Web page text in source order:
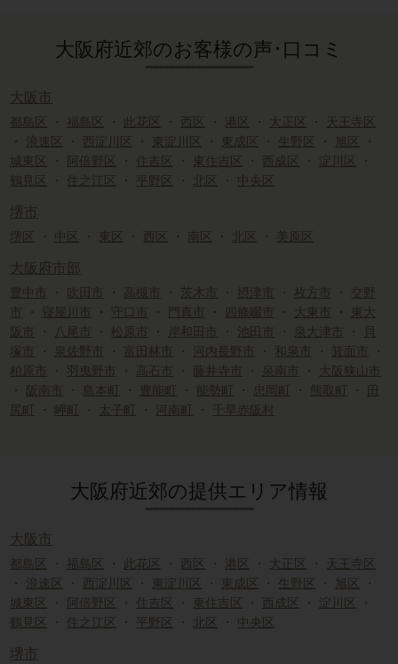
大阪府近郊のお客様の声･口コミ
大阪市
都島区 ・ 福島区 ・ 此花区 ・ 西区 ・ 港区 ・ 大正区 ・
天王寺区
・
浪速区 ・ 西淀川区 ・ 東淀川区 ・ 東成区 ・ 生野区 ・ 旭区
・
城東区
・ 阿倍野区 ・ 住吉区 ・ 東住吉区 ・ 西成区 ・ 淀川区
・
鶴見区
・ 住之江区 ・ 平野区 ・ 北区 ・ 中央区
堺市
堺区 ・ 中区 ・ 東区 ・ 西区 ・ 南区 ・ 北区 ・ 美原区
大阪府市部
豊中市 ・ 吹田市 ・ 高槻市 ・ 茨木市 ・ 摂津市 ・ 枚方市 ・
交野
・ 寝屋川市 ・ 守口市 ・ 門真市 ・ 四條畷市 ・ 大東市 ・
東大
阪市
・ 八尾市 ・ 松原市 ・ 岸和田市 ・ 池田市 ・ 泉大津市 ・
貝
塚市
・ 泉佐野市 ・ 富田林市 ・ 河内長野市 ・ 和泉市 ・ 箕面市
・
柏原市
・ 羽曳野市 ・ 高石市 ・ 藤井寺市 ・ 泉南市 ・
大阪狭山市
・
阪南市 ・ 島本町 ・ 豊能町 ・ 能勢町 ・ 忠岡町 ・ 熊取町 ・
田
尻町
・ 岬町 ・ 太子町 ・ 河南町 ・ 千早赤阪村
大阪府近郊の提供エリア情報
大阪市
都島区 ・ 福島区 ・ 此花区 ・ 西区 ・ 港区 ・ 大正区 ・
天王寺区
・ 浪速区 ・ 西淀川区 ・ 東淀川区 ・ 東成区 ・ 生野区 ・ 旭区
・
城東区
・ 阿倍野区 ・ 住吉区 ・ 東住吉区 ・ 西成区 ・ 淀川区
・
鶴見区
・ 住之江区 ・ 平野区 ・ 北区 ・ 中央区
堺市